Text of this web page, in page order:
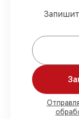
работы
Мы
80%
90%
шкафов